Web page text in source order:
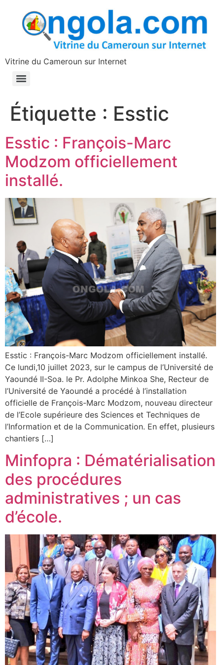
principal
Vitrine du Cameroun sur Internet
Étiquette : Esstic
Esstic : François-Marc
Modzom officiellement
installé.
Esstic : François-Marc Modzom officiellement installé.
Ce lundi,10 juillet 2023, sur le campus de l’Université de
Yaoundé II-Soa. le Pr. Adolphe Minkoa She, Recteur de
l’Université de Yaoundé a procédé à l’installation
officielle de François-Marc Modzom, nouveau directeur
de l’Ecole supérieure des Sciences et Techniques de
l’Information et de la Communication. En effet, plusieurs
chantiers […]
Minfopra : Dématérialisation
des procédures
administratives ; un cas
d’école.